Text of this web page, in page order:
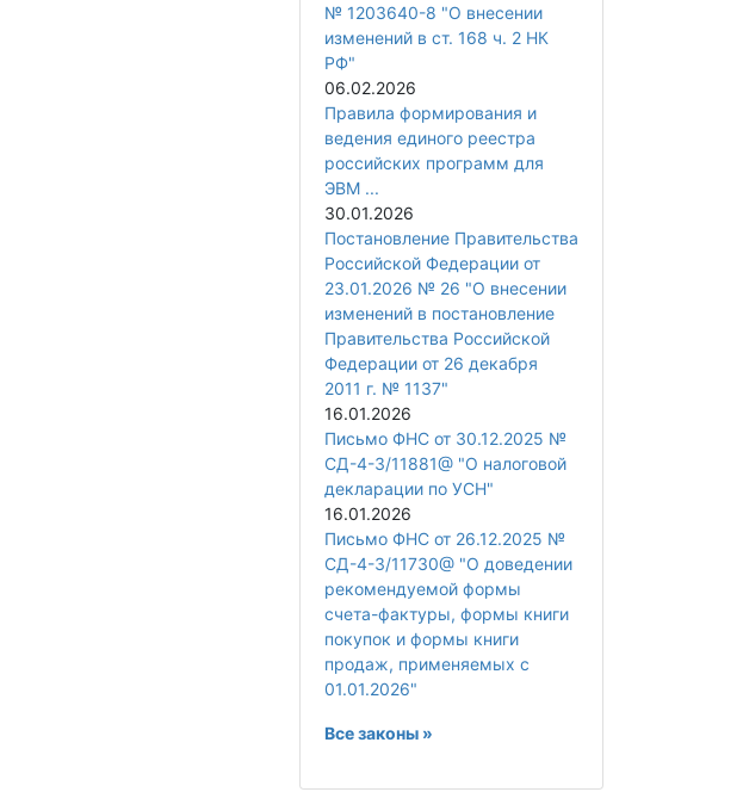
№ 1203640-8 "О внесении
изменений в ст. 168 ч. 2 НК
РФ"
06.02.2026
Правила формирования и
ведения единого реестра
российских программ для
ЭВМ ...
30.01.2026
Постановление Правительства
Российской Федерации от
23.01.2026 № 26 "О внесении
изменений в постановление
Правительства Российской
Федерации от 26 декабря
2011 г. № 1137"
16.01.2026
Письмо ФНС от 30.12.2025 №
СД-4-3/11881@ "О налоговой
декларации по УСН"
16.01.2026
Письмо ФНС от 26.12.2025 №
СД-4-3/11730@ "О доведении
рекомендуемой формы
счета-фактуры, формы книги
покупок и формы книги
продаж, применяемых с
01.01.2026"
Все законы »